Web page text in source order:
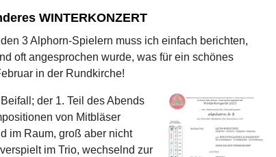
WINTERKONZERT
3 Alphorn-Spielern muss ich einfach berichten,
oft angesprochen wurde, was für ein schönes
in der Rundkirche!
der 1. Teil des Abends
von Mitbläser
im Raum, groß aber nicht
im Trio, wechselnd zur